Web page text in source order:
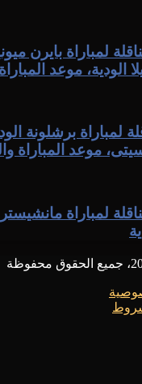
لمباراة بايرن
الودية، موعد
لمباراة برشلونة
موعد المباراة
لمباراة مانشيستر